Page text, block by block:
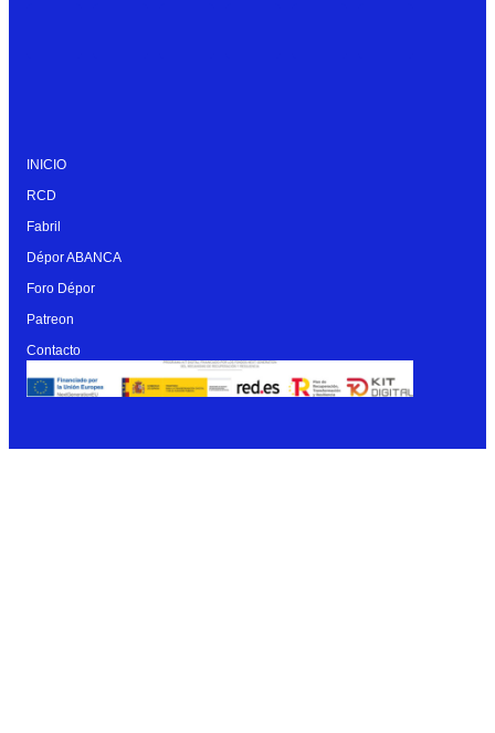
INICIO
RCD
Fabril
Dépor ABANCA
Foro Dépor
Patreon
Contacto